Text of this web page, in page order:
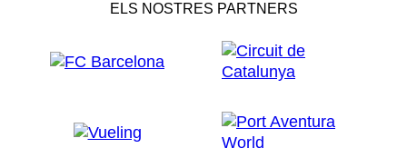
ELS NOSTRES PARTNERS